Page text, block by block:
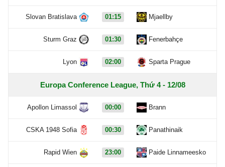
Slovan Bratislava 01:15 Mjaellby
Sturm Graz 01:30 Fenerbahçe
Lyon 02:00 Sparta Prague
Europa Conference League, Thứ 4 - 12/08
Apollon Limassol 00:00 Brann
CSKA 1948 Sofia 00:30 Panathinaik
Rapid Wien 23:00 Paide Linnameesko